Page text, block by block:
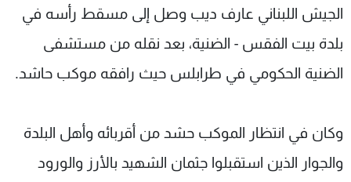
الجيش اللبناني عارف ديب وصل إلى مسقط رأسه في
بلدة بيت الفقس - الضنية، بعد نقله من مستشفى
الضنية الحكومي في طرابلس حيث رافقه موكب حاشد.
وكان في انتظار الموكب حشد من أقربائه وأهل البلدة
والجوار الذين استقبلوا جثمان الشهيد بالأرز والورود
لاعلاناتكم
شروط الإسـتخدام